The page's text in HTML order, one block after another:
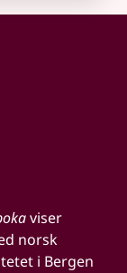
viser
norsk
i Bergen